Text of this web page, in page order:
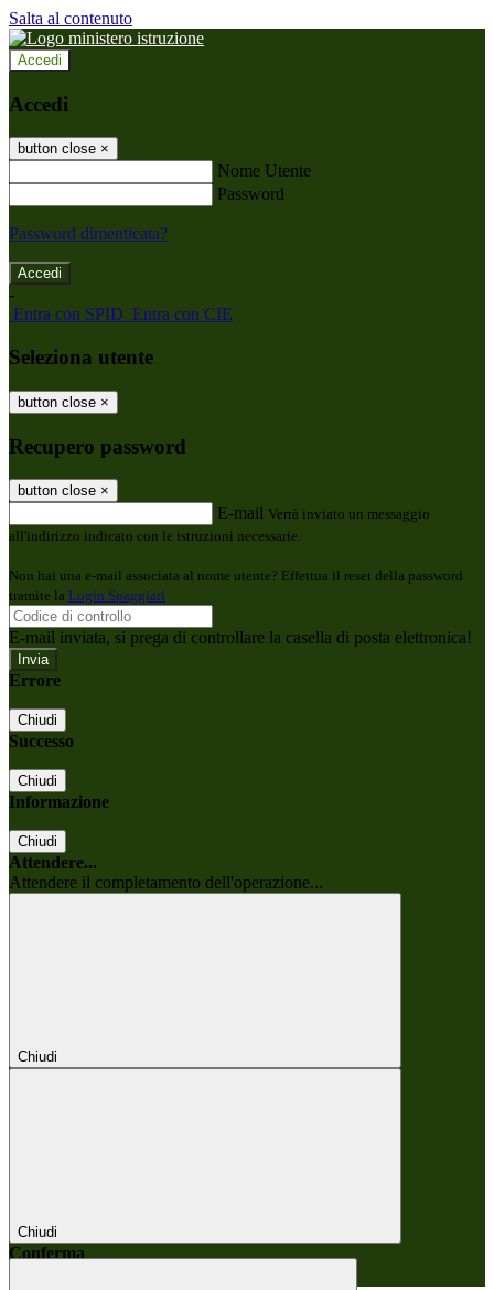
Salta al contenuto
Accedi
Accedi
button close ×
Nome Utente
Password
Password dimenticata?
-
Entra con SPID Entra con CIE
Seleziona utente
button close ×
Recupero password
button close ×
E-mail Verrà inviato un messaggio
all'indirizzo indicato con le istruzioni necessarie.
Non hai una e-mail associata al nome utente? Effettua il reset della password
tramite la Login Spaggiari
E-mail inviata, si prega di controllare la casella di posta elettronica!
Errore
Chiudi
Successo
Chiudi
Informazione
Chiudi
Attendere...
Attendere il completamento dell'operazione...
Chiudi
Chiudi
Conferma